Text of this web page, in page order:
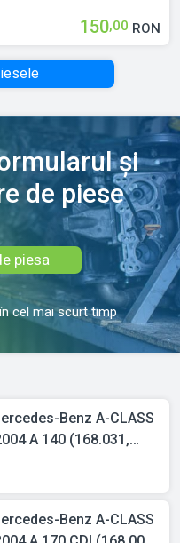
150,00 RON
și
de piese
piesa
cel mai scurt timp
Benz A-CLASS
A 140 (168.031,
Benz A-CLASS